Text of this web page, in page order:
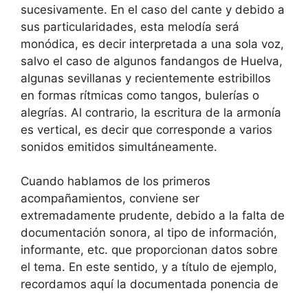
sucesivamente. En el caso del cante y debido a
sus particularidades, esta melodía será
monódica, es decir interpretada a una sola voz,
salvo el caso de algunos fandangos de Huelva,
algunas sevillanas y recientemente estribillos
en formas rítmicas como tangos, bulerías o
alegrías. Al contrario, la escritura de la armonía
es vertical, es decir que corresponde a varios
sonidos emitidos simultáneamente.
Cuando hablamos de los primeros
acompañamientos, conviene ser
extremadamente prudente, debido a la falta de
documentación sonora, al tipo de información,
informante, etc. que proporcionan datos sobre
el tema. En este sentido, y a título de ejemplo,
recordamos aquí la documentada ponencia de